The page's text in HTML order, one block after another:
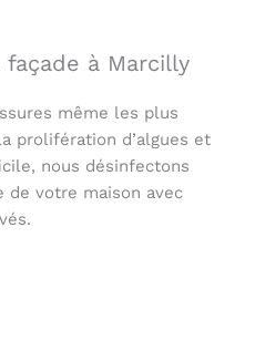
à Marcilly
même les plus
prolifération d’algues et
nous désinfectons
de votre maison avec